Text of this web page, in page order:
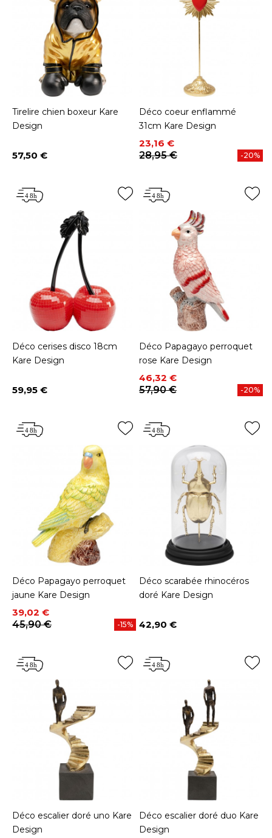
Tirelire chien boxeur Kare
Design
Prix
57,50 €
Déco coeur enflammé
31cm Kare Design
Prix
23,16 €
Prix de base
28,95 €
-20%
Déco cerises disco 18cm
Kare Design
Prix
59,95 €
Déco Papagayo perroquet
rose Kare Design
Prix
46,32 €
Prix de base
57,90 €
-20%
Déco Papagayo perroquet
jaune Kare Design
Prix
39,02 €
Prix de base
45,90 €
-15%
Déco scarabée rhinocéros
doré Kare Design
Prix
42,90 €
Déco escalier doré uno Kare
Design
Déco escalier doré duo Kare
Design